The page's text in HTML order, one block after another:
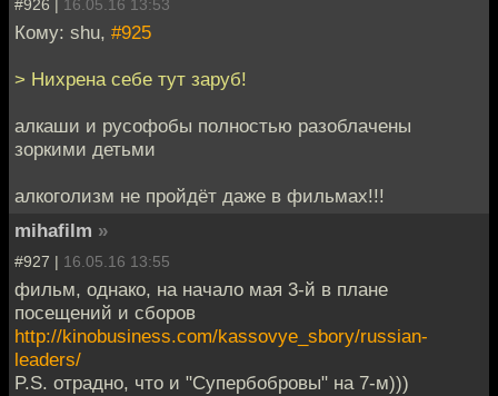
#926 | 16.05.16 13:53
Кому: shu, #925
> Нихрена себе тут заруб!
алкаши и русофобы полностью разоблачены
зоркими детьми
алкоголизм не пройдёт даже в фильмах!!!
mihafilm »
#927 | 16.05.16 13:55
фильм, однако, на начало мая 3-й в плане
посещений и сборов
http://kinobusiness.com/kassovye_sbory/russian-
leaders/
P.S. отрадно, что и "Супербобровы" на 7-м)))